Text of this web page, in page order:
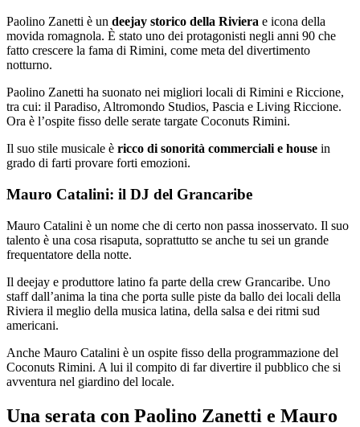
Paolino Zanetti è un deejay storico della Riviera e icona della
movida romagnola. È stato uno dei protagonisti negli anni 90 che
fatto crescere la fama di Rimini, come meta del divertimento
notturno.
Paolino Zanetti ha suonato nei migliori locali di Rimini e Riccione,
tra cui: il Paradiso, Altromondo Studios, Pascia e Living Riccione.
Ora è l’ospite fisso delle serate targate Coconuts Rimini.
Il suo stile musicale è ricco di sonorità commerciali e house in
grado di farti provare forti emozioni.
Mauro Catalini: il DJ del Grancaribe
Mauro Catalini è un nome che di certo non passa inosservato. Il suo
talento è una cosa risaputa, soprattutto se anche tu sei un grande
frequentatore della notte.
Il deejay e produttore latino fa parte della crew Grancaribe. Uno
staff dall’anima la tina che porta sulle piste da ballo dei locali della
Riviera il meglio della musica latina, della salsa e dei ritmi sud
americani.
Anche Mauro Catalini è un ospite fisso della programmazione del
Coconuts Rimini. A lui il compito di far divertire il pubblico che si
avventura nel giardino del locale.
Una serata con Paolino Zanetti e Mauro